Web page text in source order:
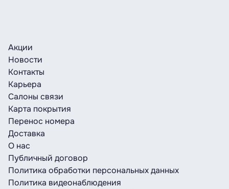
Акции
Новости
Контакты
Карьера
Салоны связи
Карта покрытия
Перенос номера
Доставка
О нас
Публичный договор
Политика обработки персональных данных
Политика видеонаблюдения